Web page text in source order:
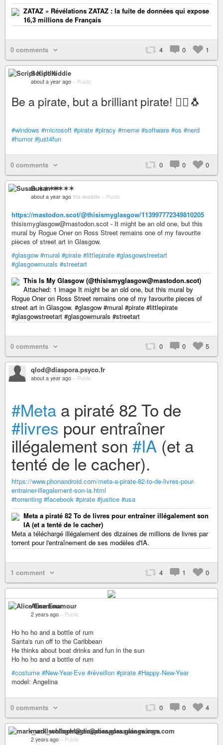
ZATAZ » Révélations ZATAZ : la fuite de données qui expose
16,3 millions de Français
0 comments 4 0 1
Script Kiddie
about a year ago – Public
Be a pirate, but a brilliant pirate! 🏴‍☠️🐧
#windows #microsoft #pirate #piracy #meme #software #os #nerd
#humor #just4fun
0 comments 0 0 0
Susan ✶✶✶✶
about a year ago Via mobile – Public
https://mastodon.scot/@thisismyglasgow/113997772349810205
thisismyglasgow@mastodon.scot - It might be an old one, but this
mural by Rogue Oner on Ross Street remains one of my favourite
pieces of street art in Glasgow.
#glasgow #mural #pirate #littlepirate #glasgowstreetart
#glasgowmurals #streetart
This Is My Glasgow (@thisismyglasgow@mastodon.scot)
Attached: 1 image It might be an old one, but this mural by
Rogue Oner on Ross Street remains one of my favourite pieces of
street art in Glasgow. #glasgow #mural #pirate #littlepirate
#glasgowstreetart #glasgowmurals #streetart
0 comments 0 0 5
qlod@diaspora.psyco.fr
about a year ago – Public
#Meta a piraté 82 To de
#livres pour entraîner
illégalement son #IA (et a
tenté de le cacher).
https://www.phonandroid.com/meta-a-pirate-82-to-de-livres-pour-
entrainer-illegalement-son-ia.html
#torrenting #facebook #pirate #justice #usa
Meta a piraté 82 To de livres pour entraîner illégalement son
IA (et a tenté de le cacher)
Meta a téléchargé illégalement des dizaines de millions de livres par
torrent pour l'entraînement de ses modèles d'IA.
1 comment 4 1 0
Alice Enamour
2 years ago – Public
Ho ho ho and a bottle of rum
Santa's run off to the Caribbean
He thinks about boat drinks and fun in the sun
Ho ho ho and a bottle of rum
#costume #New-Year-Eve #réveillon #pirate #Happy-New-Year
model: Angelina
0 comments 0 0 4
mark_wollschlager@diaspora.glasswings.com
2 years ago – Public